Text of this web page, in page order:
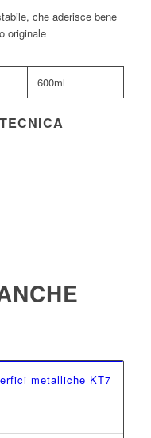
che aderisce bene
originale
600ml
metalliche KT7